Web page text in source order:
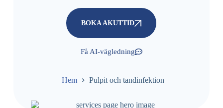
BOKA AKUTTID
Få AI-vägledning
Hem Pulpit och tandinfektion